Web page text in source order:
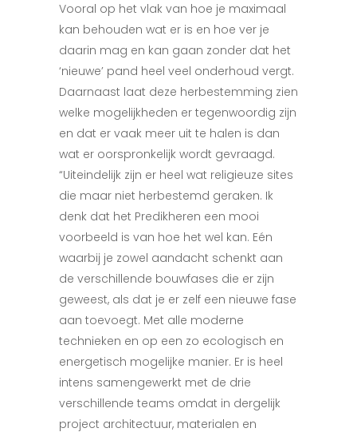
Vooral op het vlak van hoe je maximaal
kan behouden wat er is en hoe ver je
daarin mag en kan gaan zonder dat het
‘nieuwe’ pand heel veel onderhoud vergt.
Daarnaast laat deze herbestemming zien
welke mogelijkheden er tegenwoordig zijn
en dat er vaak meer uit te halen is dan
wat er oorspronkelijk wordt gevraagd.
“Uiteindelijk zijn er heel wat religieuze sites
die maar niet herbestemd geraken. Ik
denk dat het Predikheren een mooi
voorbeeld is van hoe het wel kan. Eén
waarbij je zowel aandacht schenkt aan
de verschillende bouwfases die er zijn
geweest, als dat je er zelf een nieuwe fase
aan toevoegt. Met alle moderne
technieken en op een zo ecologisch en
energetisch mogelijke manier. Er is heel
intens samengewerkt met de drie
verschillende teams omdat in dergelijk
project architectuur, materialen en